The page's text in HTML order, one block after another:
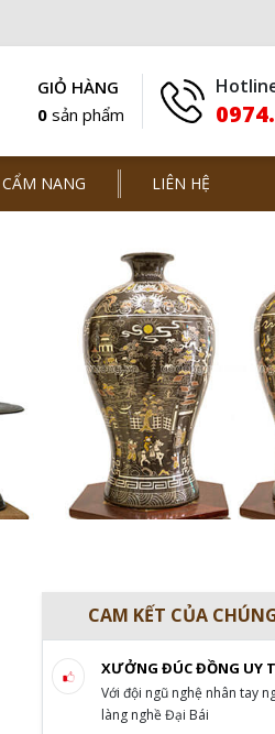
GIỎ HÀNG
0 sản phẩm
CẨM NANG LIÊN HỆ
CAM KẾT CỦA
XƯỞNG ĐÚC ĐỒNG UY
Với đội ngũ nghệ nhân tay
làng nghề Đại Bái